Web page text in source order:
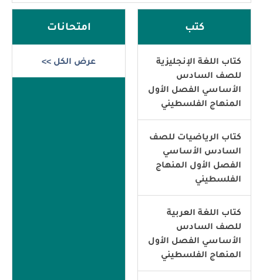
كتب
كتاب اللغة الإنجليزية
للصف السادس
الأساسي الفصل الأول
المنهاج الفلسطيني
كتاب الرياضيات للصف
السادس الأساسي
الفصل الأول المنهاج
الفلسطيني
كتاب اللغة العربية
للصف السادس
الأساسي الفصل الأول
المنهاج الفلسطيني
امتحانات
عرض الكل >>